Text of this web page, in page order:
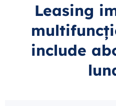
Leasing
include